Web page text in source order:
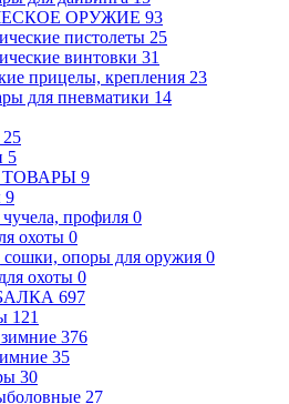
ОРУЖИЕ 93
пистолеты 25
винтовки 31
прицелы, крепления 23
для пневматики 14
25
5
9
9
профиля 0
охоты 0
сошки, опоры для оружия 0
охоты 0
697
121
376
35
30
27